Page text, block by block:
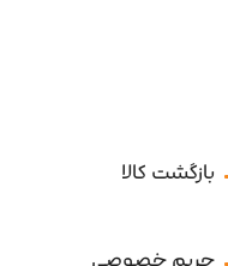
بازگشت کالا